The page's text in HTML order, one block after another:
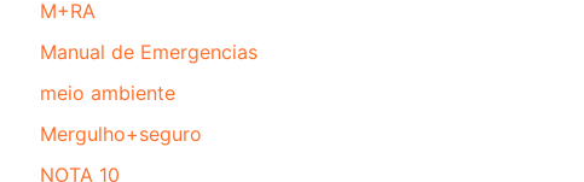
M+RA
Manual de Emergencias
meio ambiente
Mergulho+seguro
NOTA 10